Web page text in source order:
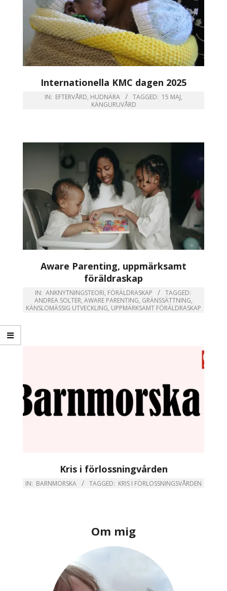
Internationella KMC dagen 2025
IN: EFTERVÅRD, HUDNÄRA TAGGED: 15 MAJ,
KÄNGURUVÅRD
Aware Parenting, uppmärksamt
föräldraskap
IN: ANKNYTNINGSTEORI, FÖRÄLDRASKAP
TAGGED:
ANDREA SOLTER, AWARE PARENTING, GRÄNSSÄTTNING,
KÄNSLOMÄSSIG UTVECKLING, UPPMÄRKSAMT FÖRÄLDRASKAP
Kris i förlossningvården
IN: BARNMORSKA TAGGED: KRIS I FÖRLOSSNINGSVÅRDEN
Om mig